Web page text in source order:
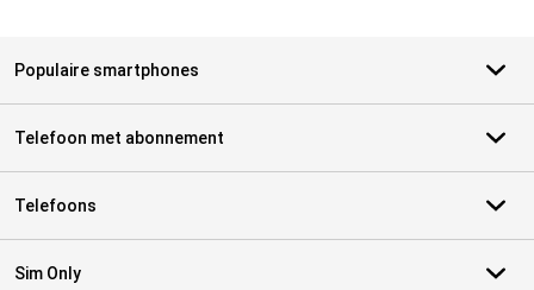
Populaire smartphones
Telefoon met abonnement
Telefoons
Sim Only